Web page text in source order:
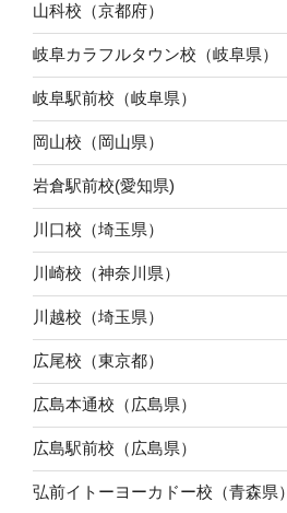
山科校（京都府）
岐阜カラフルタウン校（岐阜県）
岐阜駅前校（岐阜県）
岡山校（岡山県）
岩倉駅前校(愛知県)
川口校（埼玉県）
川崎校（神奈川県）
川越校（埼玉県）
広尾校（東京都）
広島本通校（広島県）
広島駅前校（広島県）
弘前イトーヨーカドー校（青森県）